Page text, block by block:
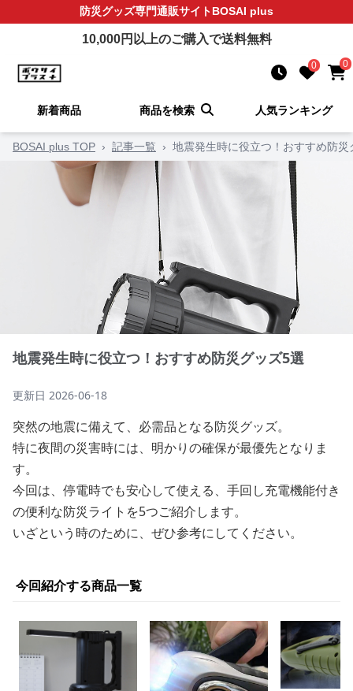
防災グッズ専門通販サイトBOSAI plus
10,000円以上のご購入で送料無料
0 0
新着商品 商品を検索 人気ランキング
BOSAI plus TOP › 記事一覧 › 地震発生時に役立つ！おすすめ防災
地震発生時に役立つ！おすすめ防災グッズ5選
更新日 2026-06-18
突然の地震に備えて、必需品となる防災グッズ。
特に夜間の災害時には、明かりの確保が最優先となりま
す。
今回は、停電時でも安心して使える、手回し充電機能付き
の便利な防災ライトを5つご紹介します。
いざという時のために、ぜひ参考にしてください。
今回紹介する商品一覧